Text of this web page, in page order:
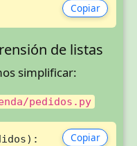
Copiar
de listas
simplificar:
pedidos.py
Copiar
):